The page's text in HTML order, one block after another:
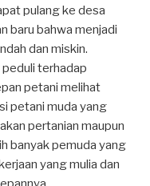
pulang ke desa
baru bahwa menjadi
dan miskin.
terhadap
petani melihat
petani muda yang
pertanian maupun
banyak pemuda yang
yang mulia dan